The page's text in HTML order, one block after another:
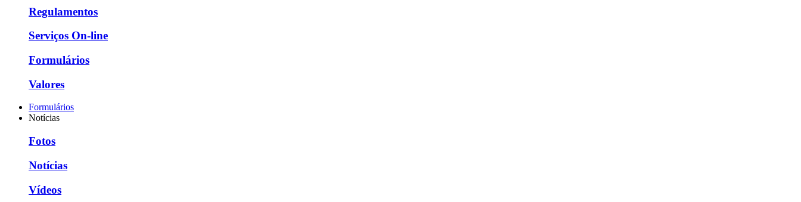
Regulamentos
Serviços On-line
Formulários
Valores
Formulários
Notícias
Fotos
Notícias
Vídeos